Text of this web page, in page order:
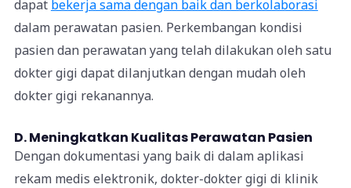
dapat bekerja sama dengan baik dan berkolaborasi
dalam perawatan pasien. Perkembangan kondisi
pasien dan perawatan yang telah dilakukan oleh satu
dokter gigi dapat dilanjutkan dengan mudah oleh
dokter gigi rekanannya.
D. Meningkatkan Kualitas Perawatan Pasien
Dengan dokumentasi yang baik di dalam aplikasi
rekam medis elektronik, dokter-dokter gigi di klinik